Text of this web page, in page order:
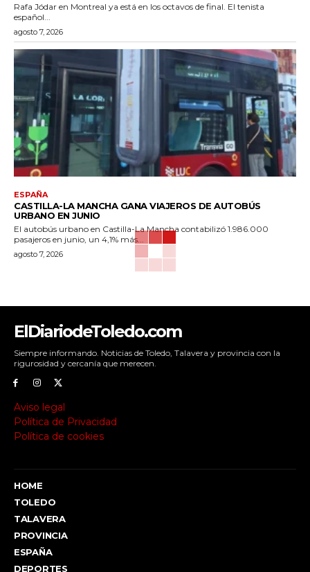
Rafa Jódar en Montreal ya está en los octavos de final. El tenista
español...
agosto 7, 2026
ESPAÑA
CASTILLA-LA MANCHA GANA VIAJEROS DE AUTOBÚS
URBANO EN JUNIO
El autobús urbano en Castilla-La Mancha contabilizó 1.986.000
pasajeros en junio, un 4,1% más...
agosto 7, 2026
ElDiariodeToledo.com
Siempre informando. Noticias de Toledo, Talavera y provincia con la
rigurosidad y cercanía que merecen.
Aviso legal
Política de Privacidad
Política de cookies
HOME
TOLEDO
TALAVERA
PROVINCIA
ESPAÑA
DEPORTES